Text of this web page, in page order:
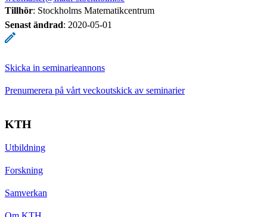
Tillhör: Stockholms Matematikcentrum
Senast ändrad: 2020-05-01
Skicka in seminarieannons
Prenumerera på vårt veckoutskick av seminarier
KTH
Utbildning
Forskning
Samverkan